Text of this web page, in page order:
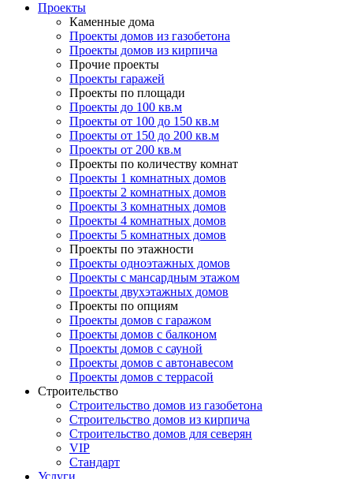
Проекты
Каменные дома
Проекты домов из газобетона
Проекты домов из кирпича
Прочие проекты
Проекты гаражей
Проекты по площади
Проекты до 100 кв.м
Проекты от 100 до 150 кв.м
Проекты от 150 до 200 кв.м
Проекты от 200 кв.м
Проекты по количеству комнат
Проекты 1 комнатных домов
Проекты 2 комнатных домов
Проекты 3 комнатных домов
Проекты 4 комнатных домов
Проекты 5 комнатных домов
Проекты по этажности
Проекты одноэтажных домов
Проекты с мансардным этажом
Проекты двухэтажных домов
Проекты по опциям
Проекты домов с гаражом
Проекты домов с балконом
Проекты домов с сауной
Проекты домов с автонавесом
Проекты домов с террасой
Строительство
Строительство домов из газобетона
Строительство домов из кирпича
Строительство домов для северян
VIP
Стандарт
Услуги